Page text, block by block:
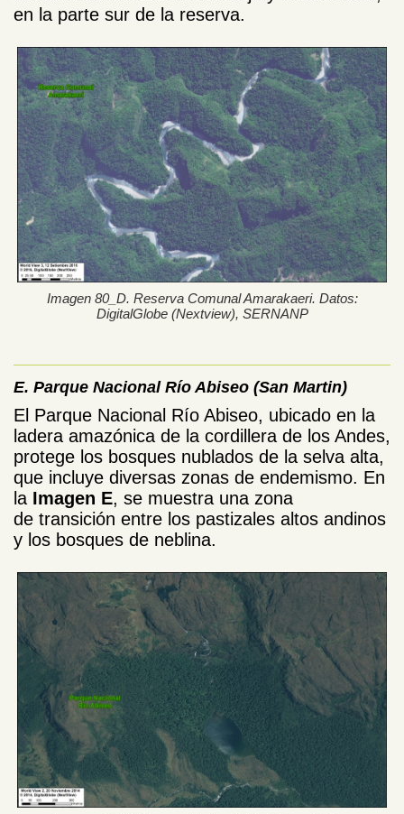
en la parte sur de la reserva.
Imagen 80_D. Reserva Comunal Amarakaeri. Datos:
DigitalGlobe (Nextview), SERNANP
E. Parque Nacional Río Abiseo (San Martin)
El Parque Nacional Río Abiseo, ubicado en la
ladera amazónica de la cordillera de los Andes,
protege los bosques nublados de la selva alta,
que incluye diversas zonas de endemismo. En
la Imagen E, se muestra una zona
de transición entre los pastizales altos andinos
y los bosques de neblina.